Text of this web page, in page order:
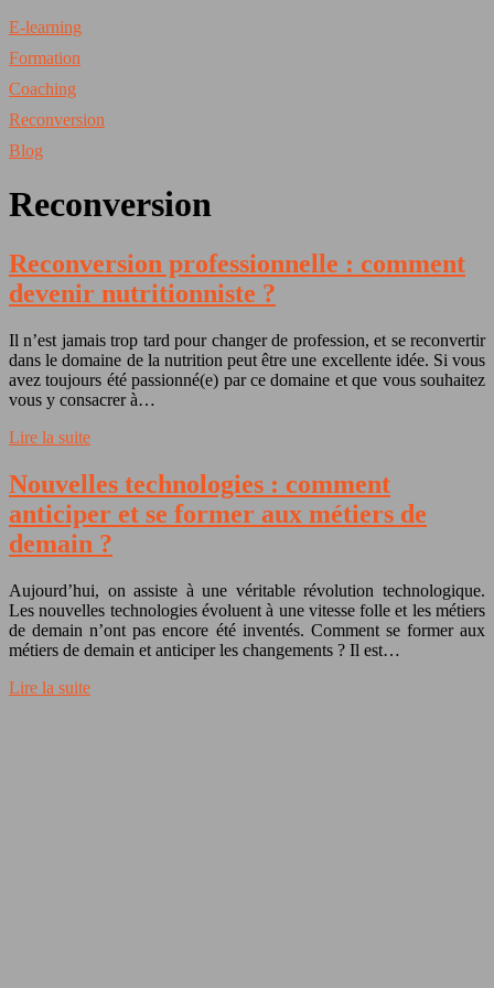
E-learning
Formation
Coaching
Reconversion
Blog
Reconversion
Reconversion professionnelle : comment
devenir nutritionniste ?
Il n’est jamais trop tard pour changer de profession, et se reconvertir
dans le domaine de la nutrition peut être une excellente idée. Si vous
avez toujours été passionné(e) par ce domaine et que vous souhaitez
vous y consacrer à…
Lire la suite
Nouvelles technologies : comment
anticiper et se former aux métiers de
demain ?
Aujourd’hui, on assiste à une véritable révolution technologique.
Les nouvelles technologies évoluent à une vitesse folle et les métiers
de demain n’ont pas encore été inventés. Comment se former aux
métiers de demain et anticiper les changements ? Il est…
Lire la suite